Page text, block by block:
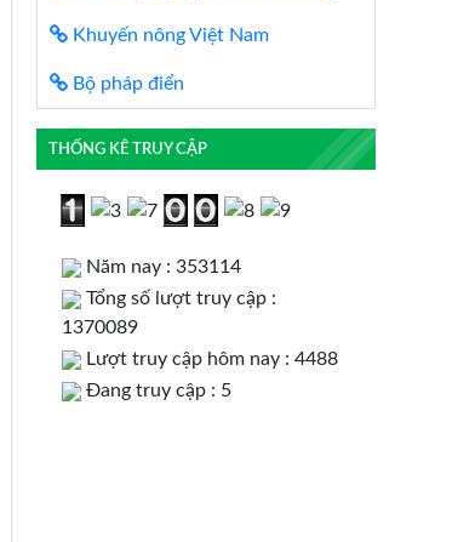
Khuyến nông Việt Nam
Bộ pháp điển
THỐNG KÊ TRUY CẬP
Năm nay : 353114
Tổng số lượt truy cập :
1370089
Lượt truy cập hôm nay : 4488
Đang truy cập : 5